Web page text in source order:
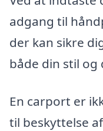
adgang til
der kan sikre
både din stil og
En carport er
til beskyttelse